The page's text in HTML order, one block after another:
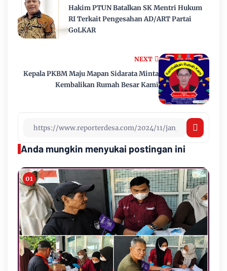
NEXT
Kepala PKBM Maju Mapan Sidarata Minta
Kembalikan Rumah Besar Kami
Hakim PTUN Batalkan SK Mentri Hukum
RI Terkait Pengesahan AD/ART Partai
GoLKAR
Anda mungkin menyukai postingan ini